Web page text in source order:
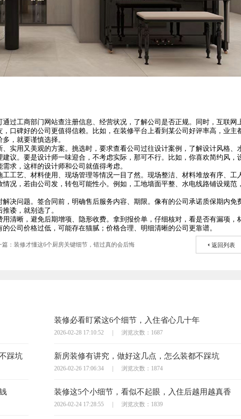
过工商部门网站查注册信息、经营状况，了解公司是否正规。同时，互联网
口碑好的公司更值得信赖。比如，在装修平台上看到某公司好评率高，业主
，就要谨慎选择。
实用又美观的方案。挑选时，要求查看公司过往设计案例，了解设计风格、
议。要是设计师一味迎合，不考虑实际，那可不行。比如，你喜欢简约风，
求，这样的设计师和公司就值得考虑。
工艺、材料使用、现场管理等情况一目了然。现场整洁、材料堆放有序、工
况，若由公司发，转包可能性小。例如，工地墙面平整、水电线路铺设规范，
决问题。签合同前，明确售后服务内容、期限。像有的公司承诺质保期内免
诿，就别选了。
清晰，避免后期增项、隐形收费。拿到报价单，仔细核对，看是否有漏项，
公司价格过低，可能存在猫腻；价格合理、明细清晰的公司更靠谱。
篇：装修才懂这6个厨房关键细节，错过真的会后悔 返回列表
装修必看盯紧这6个细节，入住省心几十年
2026-02-28 17:10:52 | 浏览次数：1687
踩坑 新房装修有讲究，做好这几点，怎么装都不踩坑
2026-02-26 17:06:34 | 浏览次数：1874
装修这5个小细节，看似不起眼，入住后越用越真香
2026-02-24 17:28:55 | 浏览次数：1839